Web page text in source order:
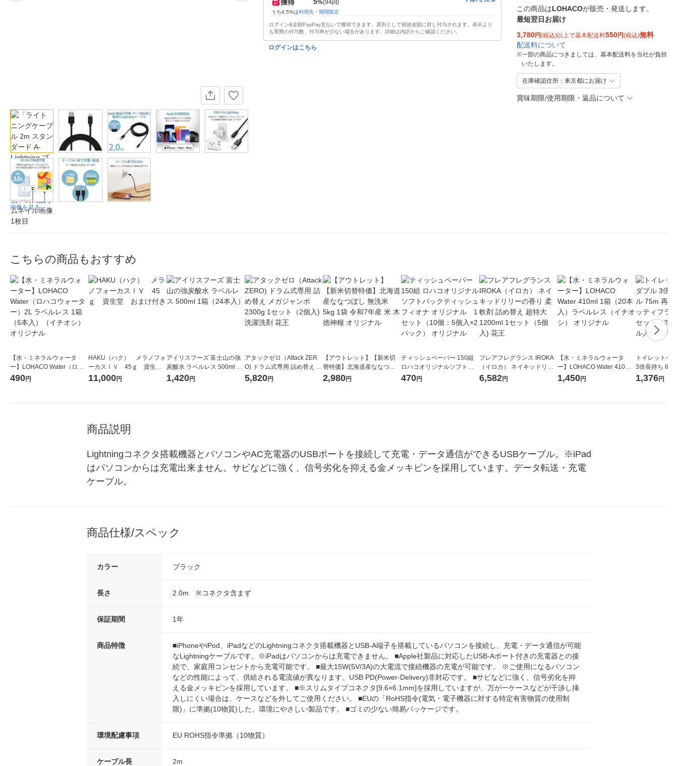
画像を見る
獲得 %(94pt)
うち4.5%は利用先・期間限定
ログイン&全額PayPay支払いで獲得できます。原則として税抜金額に対し付与されます。表示より
も実際の付与数、付与率が少ない場合があります。詳細は内訳からご確認ください。
ログインはこちら
この商品はLOHACOが販売・発送します。
最短翌日お届け
3,780円(税込)以上で基本配送料550円(税込)無料
配送料について
※一部の商品につきましては、基本配送料を当社が負担
いたします。
在庫確認住所：東京都にお届け
賞味期限/使用期限・返品について
こちらの商品もおすすめ
【水・ミネラルウォータ
ー】LOHACO Water（ロハ
コウォーター）2L ラベルレ
490円
HAKU（ハク） メラノフォ
ーカスＩＶ 45ｇ 資生
堂 おまけ付き
11,000円
アイリスフーズ 富士山の強
炭酸水 ラベルレス 500ml 1
箱（24本入）
1,420円
アタックゼロ（Attack ZER
O) ドラム式専用 詰め替え メ
ガジャンボ 2300g 1セット
（2個入) 洗濯洗剤 花王
5,820円
【アウトレット】【新米切
替特価】北海道産ななつぼ
し 無洗米 5kg 1袋 令和7年産
米 木徳神糧 オリジナル
2,980円
ティッシュペーパー 150組
ロハコオリジナルソフトパ
ックティッシュ フィオナ オ
470円
フレアフレグランス IROKA
（イロカ） ネイキッドリリ
ーの香り 柔軟剤 詰め替え 超
特大 1200ml 1セット（5個
6,582円
【水・ミネラルウォータ
ー】LOHACO Water 410ml
1箱（20本入）ラベルレス
（イチオシ） オリジナル
1,450円
トイレットペ
3倍長持ち 6ロール
紙配合 スコッ
パック 1セッ
1,376円
商品説明
Lightningコネクタ搭載機器とパソコンやAC充電器のUSBポートを接続して充電・データ通信ができるUSBケーブル。※iPad
はパソコンからは充電出来ません。サビなどに強く、信号劣化を抑える金メッキピンを採用しています。データ転送・充電
ケーブル。
商品仕様/スペック
カラー ブラック
長さ 2.0m ※コネクタ含まず
保証期間 1年
商品特徴
■iPhoneやiPod、iPadなどのLightningコネクタ搭載機器とUSB-A端子を搭載しているパソコンを接続し、充電・データ通信が可能
なLightningケーブルです。※iPadはパソコンからは充電できません。 ■Apple社製品に対応したUSB-Aポート付きの充電器との接
続で、家庭用コンセントから充電可能です。 ■最大15W(5V/3A)の大電流で接続機器の充電が可能です。 ※ご使用になるパソコン
などの性能によって、供給される電流値が異なります。USB PD(Power-Delivery)非対応です。 ■サビなどに強く、信号劣化を抑
える金メッキピンを採用しています。 ■※スリムタイプコネクタ[9.6×6.1mm]を採用していますが、万が一ケースなどが干渉し挿
入しにくい場合は、ケースなどを外してご使用ください。 ■EUの「RoHS指令(電気・電子機器に対する特定有害物質の使用制
限)」に準拠(10物質)した、環境にやさしい製品です。 ■ゴミの少ない簡易パッケージです。
環境配慮事項 EU ROHS指令準拠（10物質）
ケーブル長 2m